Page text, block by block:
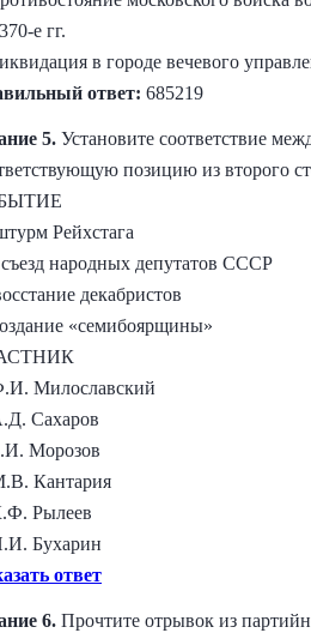
е гг.
в городе вечевого
ответ: 685219
5. Установите соответствие
позицию из второго
Рейхстага
народных депутатов СССР
декабристов
«семибоярщины»
Милославский
Сахаров
Морозов
Кантария
Рылеев
Бухарин
ответ
6. Прочтите отрывок из